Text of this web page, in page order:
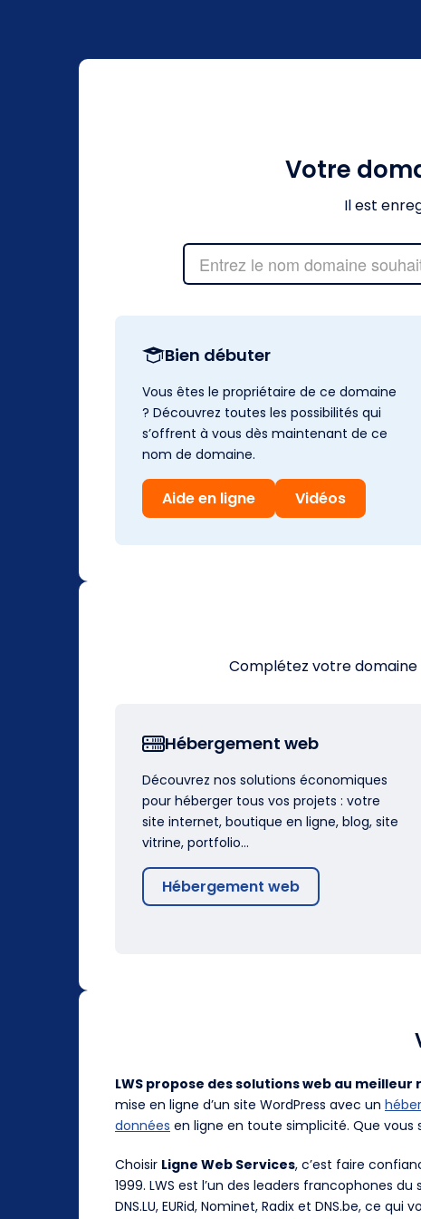
Votre
Il est
Bien débuter
Vous êtes le propriétaire de ce domaine
? Découvrez toutes les possibilités qui
s’offrent à vous dès maintenant de ce
nom de domaine.
Aide en ligne Vidéos
Complétez votre domaine
Hébergement web
Découvrez nos solutions économiques
pour héberger tous vos projets : votre
site internet, boutique en ligne, blog, site
vitrine, portfolio…
Hébergement web
LWS propose des solutions web au
mise en ligne d’un site WordPress avec un
données en ligne en toute simplicité. Que vous
Choisir Ligne Web Services, c’est faire
1999. LWS est l’un des leaders francophones
DNS.LU, EURid, Nominet, Radix et DNS.be, ce